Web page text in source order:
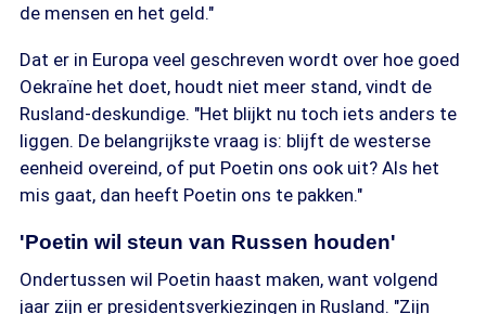
de mensen en het geld."
Dat er in Europa veel geschreven wordt over hoe goed
Oekraïne het doet, houdt niet meer stand, vindt de
Rusland-deskundige. "Het blijkt nu toch iets anders te
liggen. De belangrijkste vraag is: blijft de westerse
eenheid overeind, of put Poetin ons ook uit? Als het
mis gaat, dan heeft Poetin ons te pakken."
'Poetin wil steun van Russen houden'
Ondertussen wil Poetin haast maken, want volgend
jaar zijn er presidentsverkiezingen in Rusland. "Zijn